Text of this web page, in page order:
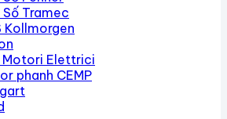
Số Tramec
Kollmorgen
Motori Elettrici
phanh CEMP